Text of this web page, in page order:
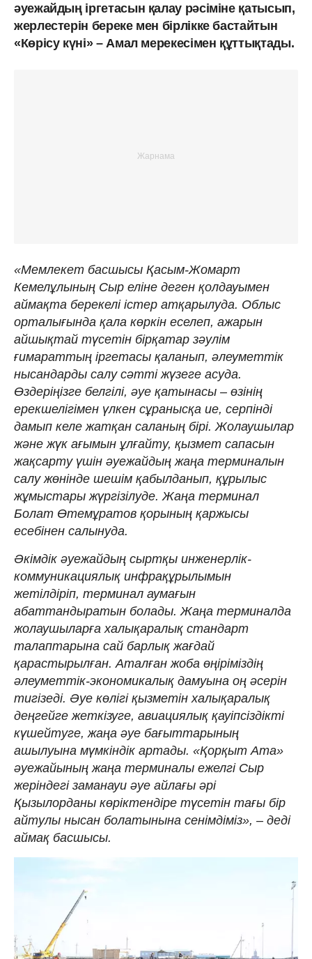
әуежайдың іргетасын қалау рәсіміне қатысып,
жерлестерін береке мен бірлікке бастайтын
«Көрісу күні» – Амал мерекесімен құттықтады.
«Мемлекет басшысы Қасым-Жомарт
Кемелұлының Сыр еліне деген қолдауымен
аймақта берекелі істер атқарылуда. Облыс
орталығында қала көркін еселеп, ажарын
айшықтай түсетін бірқатар зәулім
ғимараттың іргетасы қаланып, әлеуметтік
нысандарды салу сәтті жүзеге асуда.
Өздеріңізге белгілі, әуе қатынасы – өзінің
ерекшелігімен үлкен сұранысқа ие, серпінді
дамып келе жатқан саланың бірі. Жолаушылар
және жүк ағымын ұлғайту, қызмет сапасын
жақсарту үшін әуежайдың жаңа терминалын
салу жөнінде шешім қабылданып, құрылыс
жұмыстары жүргізілуде. Жаңа терминал
Болат Өтемұратов қорының қаржысы
есебінен салынуда.
Әкімдік әуежайдың сыртқы инженерлік-
коммуникациялық инфрақұрылымын
жетілдіріп, терминал аумағын
абаттандыратын болады. Жаңа терминалда
жолаушыларға халықаралық стандарт
талаптарына сай барлық жағдай
қарастырылған. Аталған жоба өңіріміздің
әлеуметтік-экономикалық дамуына оң әсерін
тигізеді. Әуе көлігі қызметін халықаралық
деңгейге жеткізуге, авиациялық қауіпсіздікті
күшейтуге, жаңа әуе бағыттарының
ашылуына мүмкіндік артады. «Қорқыт Ата»
әуежайының жаңа терминалы ежелгі Сыр
жеріндегі заманауи әуе айлағы әрі
Қызылорданы көріктендіре түсетін тағы бір
айтулы нысан болатынына сенімдіміз», – деді
аймақ басшысы.